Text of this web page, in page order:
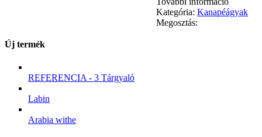
Kategória:Kanapéágyak
Megosztás:
Új termék
REFERENCIA - 3 Tárgyaló
Labin
Arabia withe